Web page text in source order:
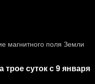
магнитного поля Земли
трое суток с 9 января